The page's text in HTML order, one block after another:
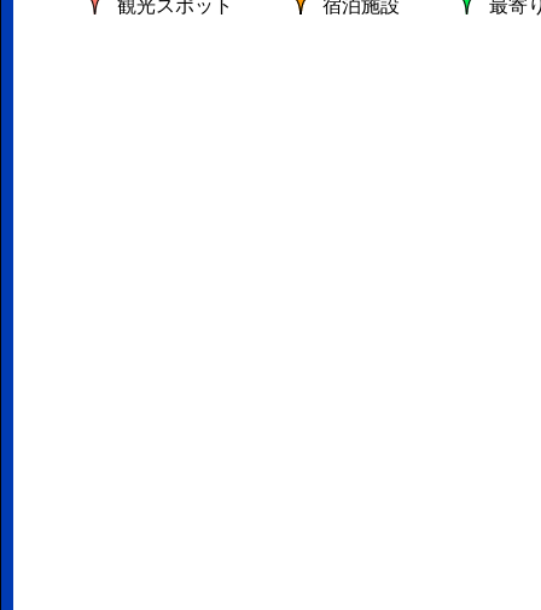
観光スポット 宿泊施設 最寄